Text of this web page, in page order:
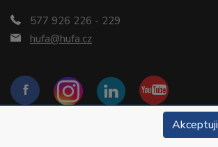
577 926 226 - 229
hufa@hufa.cz
Akceptuji